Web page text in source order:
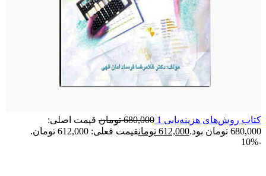
کتاب روش‌های هزینه‌یابی 1 680,000 تومان قیمت اصلی:
680,000 تومان بود.
612,000 تومانقیمت فعلی: 612,000 تومان.
-10%